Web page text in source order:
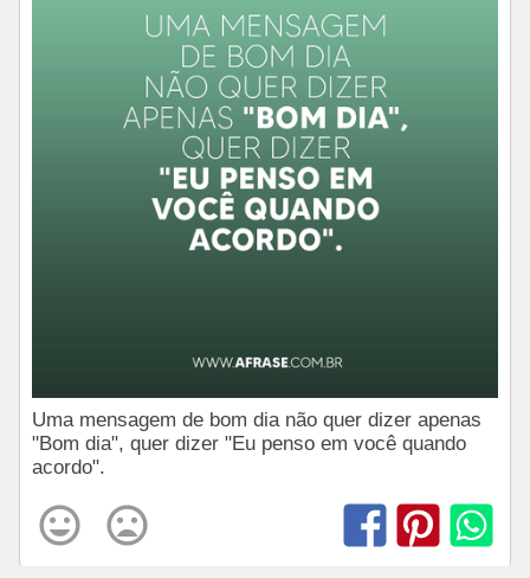
Uma mensagem de bom dia não quer dizer apenas
"Bom dia", quer dizer "Eu penso em você quando
acordo".